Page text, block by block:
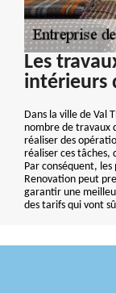
Les
intérieurs
Dans la ville de Val
nombre de travaux
réaliser des
réaliser ces tâches,
Par conséquent,
Renovation peut
garantir une
des tarifs qui vont